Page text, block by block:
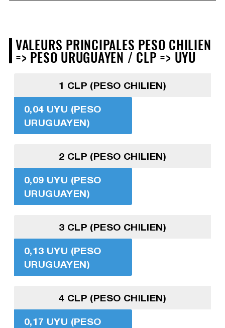
VALEURS PRINCIPALES PESO CHILIEN
=> PESO URUGUAYEN / CLP => UYU
1 CLP (PESO CHILIEN)
0,04 UYU (PESO
URUGUAYEN)
2 CLP (PESO CHILIEN)
0,09 UYU (PESO
URUGUAYEN)
3 CLP (PESO CHILIEN)
0,13 UYU (PESO
URUGUAYEN)
4 CLP (PESO CHILIEN)
0,17 UYU (PESO